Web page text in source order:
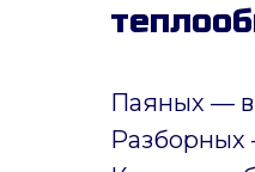
Паяных — в
Разборных